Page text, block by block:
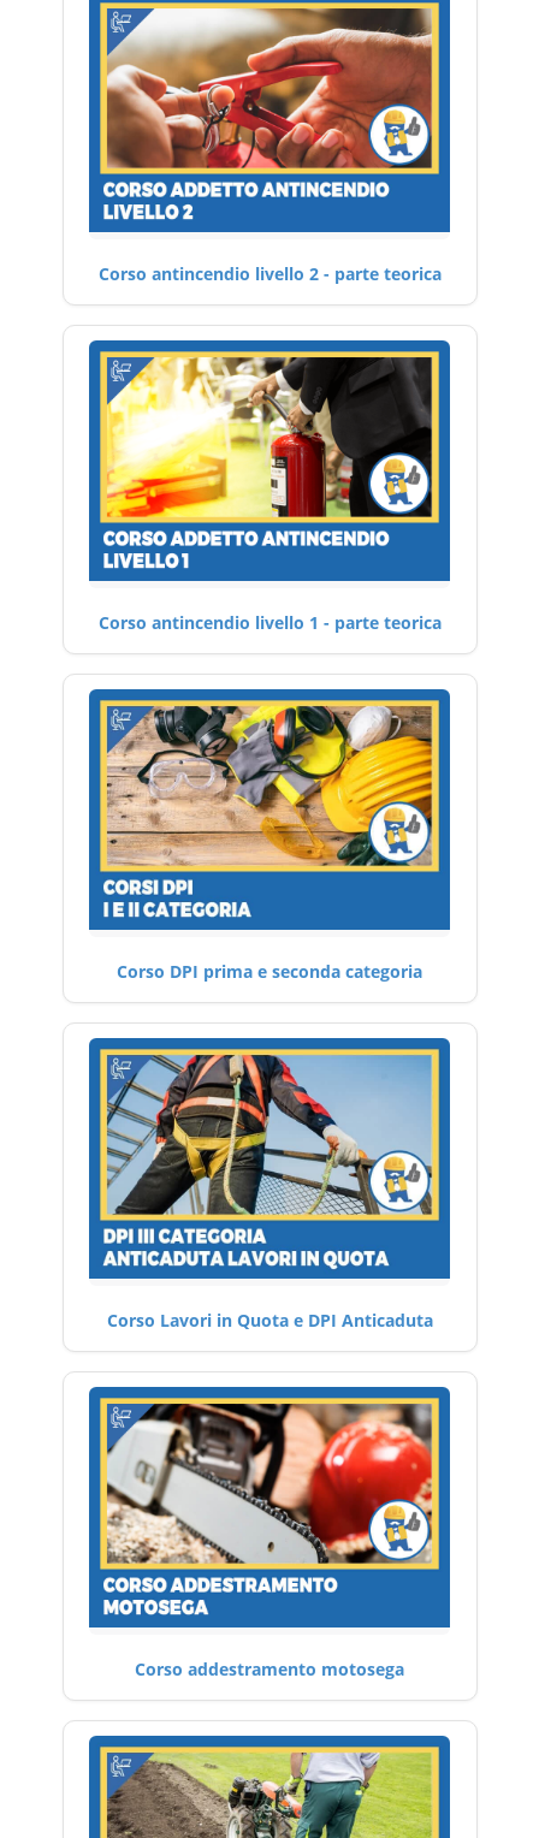
Corso antincendio livello 2 - parte teorica
Corso antincendio livello 1 - parte teorica
Corso DPI prima e seconda categoria
Corso Lavori in Quota e DPI Anticaduta
Corso addestramento motosega